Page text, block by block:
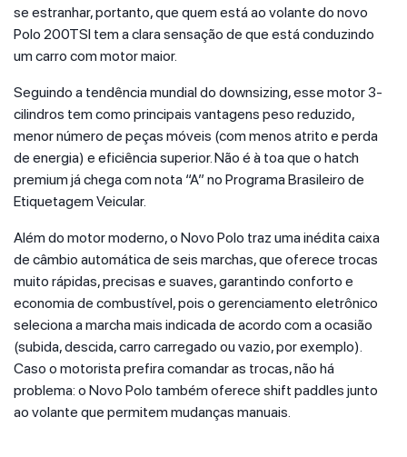
se estranhar, portanto, que quem está ao volante do novo
Polo 200TSI tem a clara sensação de que está conduzindo
um carro com motor maior.
Seguindo a tendência mundial do downsizing, esse motor 3-
cilindros tem como principais vantagens peso reduzido,
menor número de peças móveis (com menos atrito e perda
de energia) e eficiência superior. Não é à toa que o hatch
premium já chega com nota “A” no Programa Brasileiro de
Etiquetagem Veicular.
Além do motor moderno, o Novo Polo traz uma inédita caixa
de câmbio automática de seis marchas, que oferece trocas
muito rápidas, precisas e suaves, garantindo conforto e
economia de combustível, pois o gerenciamento eletrônico
seleciona a marcha mais indicada de acordo com a ocasião
(subida, descida, carro carregado ou vazio, por exemplo).
Caso o motorista prefira comandar as trocas, não há
problema: o Novo Polo também oferece shift paddles junto
ao volante que permitem mudanças manuais.